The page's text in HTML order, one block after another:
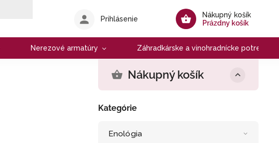
Nákupný košík
Prázdny košík
Prihlásenie
Nerezové armatúry Záhradkárske a vinohradnícke potreby
Nákupný košík
Kategórie
Enológia